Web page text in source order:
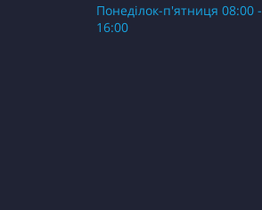
Понеділок-п'ятниця 08:00 -
16:00